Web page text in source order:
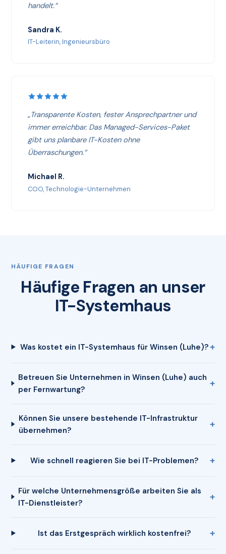
handelt.“
Sandra K.
IT-Leiterin, Ingenieursbüro
„Transparente Kosten, fester Ansprechpartner und
immer erreichbar. Das Managed-Services-Paket
gibt uns planbare IT-Kosten ohne
Überraschungen.“
Michael R.
COO, Technologie-Unternehmen
HÄUFIGE FRAGEN
Häufige Fragen an unser
IT-Systemhaus
Was kostet ein IT-Systemhaus für Winsen (Luhe)?
Betreuen Sie Unternehmen in Winsen (Luhe) auch
per Fernwartung?
Können Sie unsere bestehende IT-Infrastruktur
übernehmen?
Wie schnell reagieren Sie bei IT-Problemen?
Für welche Unternehmensgröße arbeiten Sie als
IT-Dienstleister?
Ist das Erstgespräch wirklich kostenfrei?